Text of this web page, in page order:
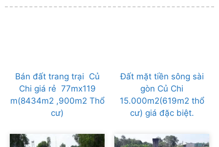
Bán đất trang trại Củ
Chi giá rẻ 77mx119
m(8434m2 ,900m2 Thổ
cư)
Đất mặt tiền sông sài
gòn Củ Chi
15.000m2(619m2 thổ
cư) giá đặc biệt.